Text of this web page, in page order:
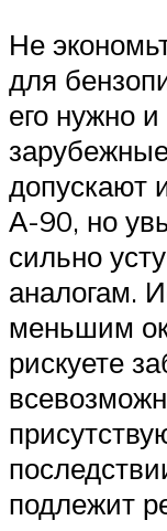
Не
для
его нужно
допускают
А-90, но
сильно
аналогам.
меньшим
рискуете
подлежит